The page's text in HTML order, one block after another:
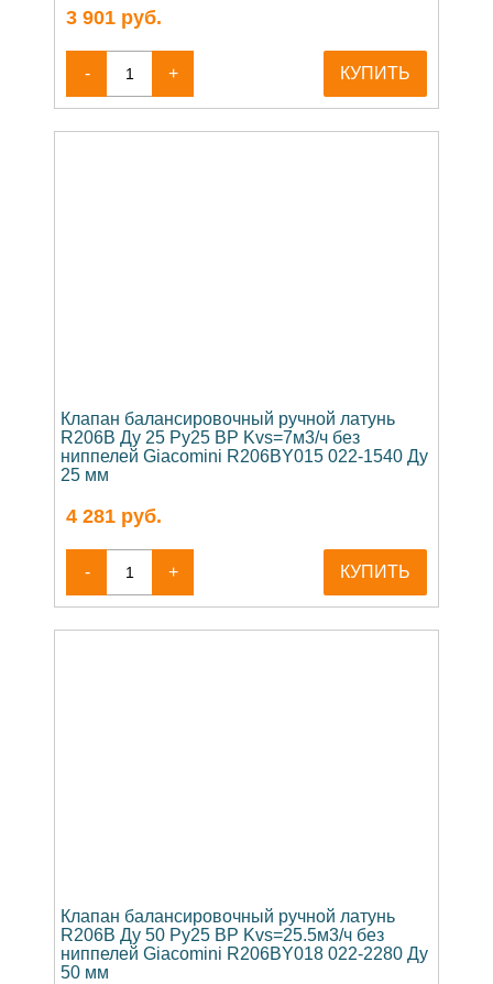
3 901 руб.
- + КУПИТЬ
Клапан балансировочный ручной латунь
R206B Ду 25 Ру25 ВР Kvs=7м3/ч без
ниппелей Giacomini R206BY015 022-1540 Ду
25 мм
4 281 руб.
- + КУПИТЬ
Клапан балансировочный ручной латунь
R206B Ду 50 Ру25 ВР Kvs=25.5м3/ч без
ниппелей Giacomini R206BY018 022-2280 Ду
50 мм